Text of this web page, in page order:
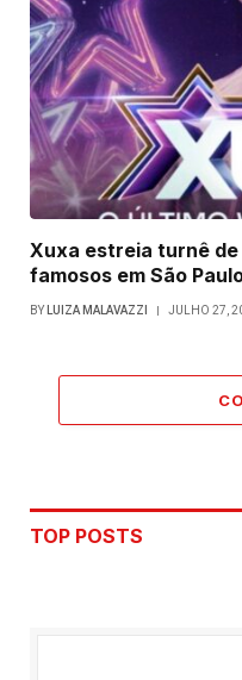
Xuxa estreia turnê
famosos em São
BY LUIZA MALAVAZZI JULHO 27,
TOP POSTS